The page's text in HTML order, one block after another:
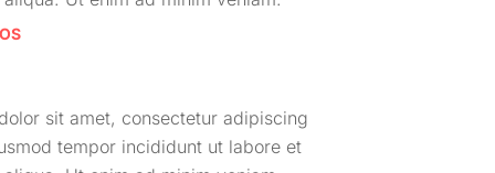
sit amet, consectetur adipiscing
tempor incididunt ut labore et